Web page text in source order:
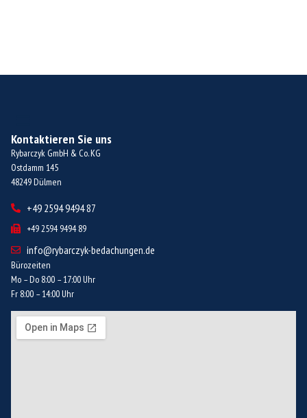
Kontaktieren Sie uns
Rybarczyk GmbH & Co. KG
Ostdamm 145
48249 Dülmen
+49 2594 9494 87
+49 2594 9494 89
info@rybarczyk-bedachungen.de
Bürozeiten
Mo – Do 8:00 – 17:00 Uhr
Fr 8:00 – 14:00 Uhr